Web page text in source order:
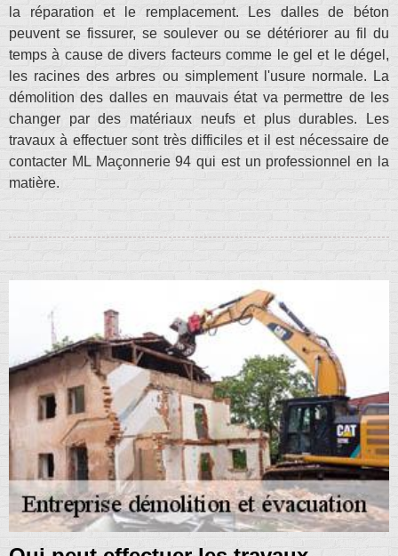
la réparation et le remplacement. Les dalles de béton
peuvent se fissurer, se soulever ou se détériorer au fil du
temps à cause de divers facteurs comme le gel et le dégel,
les racines des arbres ou simplement l'usure normale. La
démolition des dalles en mauvais état va permettre de les
changer par des matériaux neufs et plus durables. Les
travaux à effectuer sont très difficiles et il est nécessaire de
contacter ML Maçonnerie 94 qui est un professionnel en la
matière.